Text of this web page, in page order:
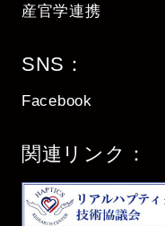
産官学連携
SNS：
Facebook
関連リンク：